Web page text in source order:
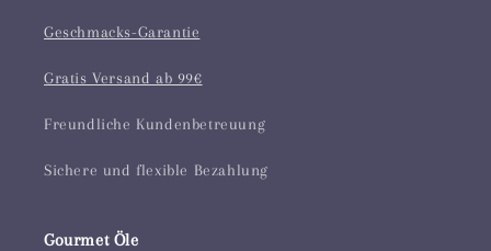
Geschmacks-Garantie
Gratis Versand ab 99€
Freundliche Kundenbetreuung
Sichere und flexible Bezahlung
Gourmet Öle